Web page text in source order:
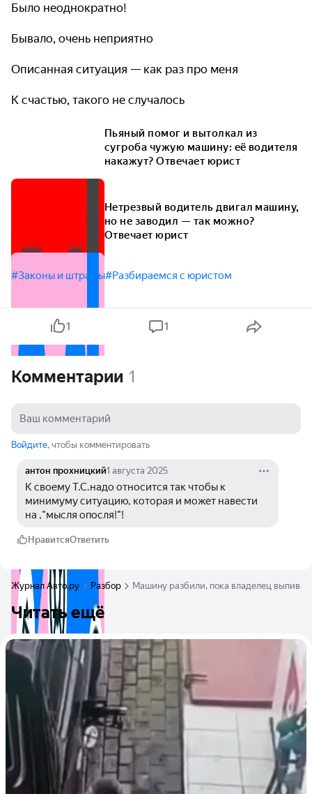
Было неоднократно!
Бывало, очень неприятно
Описанная ситуация — как раз про меня
К счастью, такого не случалось
Пьяный помог и вытолкал из
сугроба чужую машину: её водителя
накажут? Отвечает юрист
Нетрезвый водитель двигал машину,
но не заводил — так можно?
Отвечает юрист
#Законы и штрафы#Разбираемся с юристом
1 1
Комментарии 1
Войдите, чтобы комментировать
антон прохницкий1 августа 2025
К своему Т.С.надо относится так чтобы к
минимуму ситуацию, которая и может навести
на ,"мысля опосля!"!
НравитсяОтветить
Журнал Авто.ру Разбор Машину разбили, пока владелец
Читать ещё